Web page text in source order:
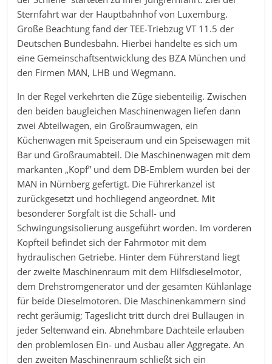
Sternfahrt war der Hauptbahnhof von Luxemburg.
Große Beachtung fand der TEE-Triebzug VT 11.5 der
Deutschen Bundesbahn. Hierbei handelte es sich um
eine Gemeinschaftsentwicklung des BZA München und
den Firmen MAN, LHB und Wegmann.
In der Regel verkehrten die Züge siebenteilig. Zwischen
den beiden baugleichen Maschinenwagen liefen dann
zwei Abteilwagen, ein Großraumwagen, ein
Küchenwagen mit Speiseraum und ein Speisewagen mit
Bar und Großraumabteil. Die Maschinenwagen mit dem
markanten „Kopf” und dem DB-Emblem wurden bei der
MAN in Nürnberg gefertigt. Die Führerkanzel ist
zurückgesetzt und hochliegend angeordnet. Mit
besonderer Sorgfalt ist die Schall- und
Schwingungsisolierung ausgeführt worden. Im vorderen
Kopfteil befindet sich der Fahrmotor mit dem
hydraulischen Getriebe. Hinter dem Führerstand liegt
der zweite Maschinenraum mit dem Hilfsdieselmotor,
dem Drehstromgenerator und der gesamten Kühlanlage
für beide Dieselmotoren. Die Maschinenkammern sind
recht geräumig; Tageslicht tritt durch drei Bullaugen in
jeder Seltenwand ein. Abnehmbare Dachteile erlauben
den problemlosen Ein- und Ausbau aller Aggregate. An
den zweiten Maschinenraum schließt sich ein